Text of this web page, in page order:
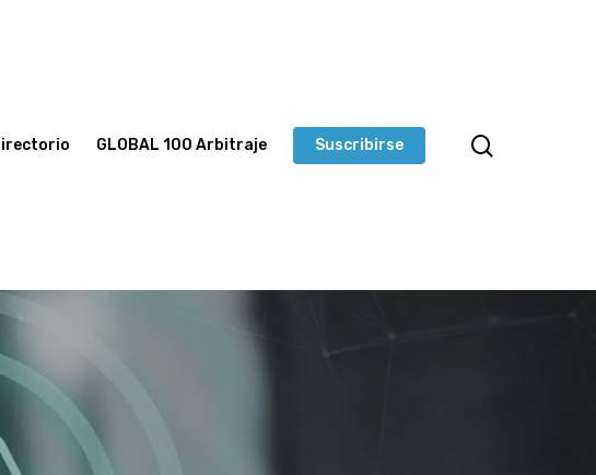
GLOBAL 100 Arbitraje Suscribirse